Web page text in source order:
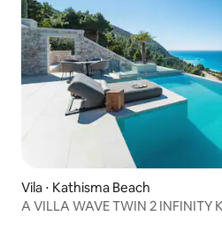
Vila ⋅ Kathisma Beach
A VILLA WAVE TWIN 2 INFINITY